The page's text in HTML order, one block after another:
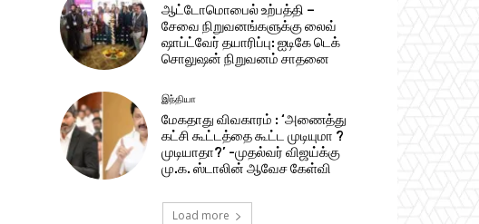
ஆட்டோமொபைல் உற்பத்தி –
சேவை நிறுவனங்களுக்கு லைவ்
ஷாப்ட்வேர் தயாரிப்பு: ஐடிகே டெக்
சொலுஷன் நிறுவனம் சாதனை
இந்தியா
மேகதாது விவகாரம் : ‘அணைத்து
கட்சி கூட்டத்தை கூட்ட முடியுமா ?
முடியாதா?’ -முதல்வர் விஜய்க்கு
மு.க. ஸ்டாலின் ஆவேச கேள்வி
Load more